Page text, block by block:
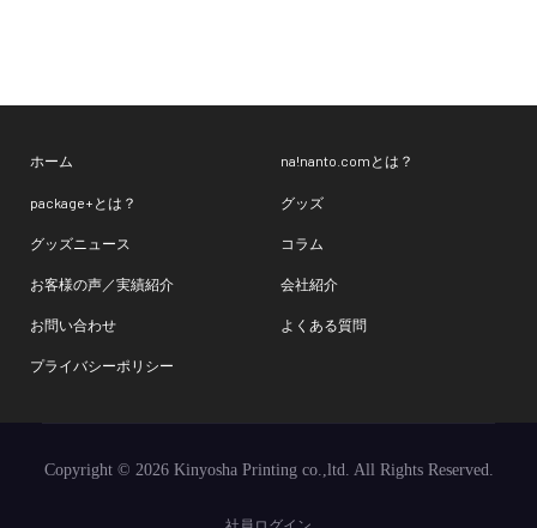
ホーム na!nanto.comとは？
package+とは？ グッズ
グッズニュース コラム
お客様の声／実績紹介 会社紹介
お問い合わせ よくある質問
プライバシーポリシー
Copyright © 2026 Kinyosha Printing co.,ltd. All Rights Reserved.